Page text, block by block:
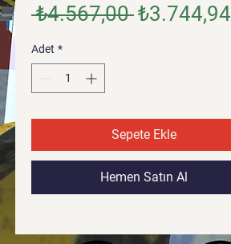
₺4.567,00 Normal
₺3.744,94
Adet *
Sepete Ekle
Hemen Satın Al